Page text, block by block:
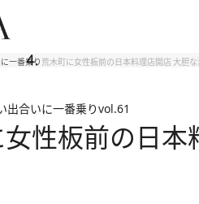
一番乗り 荒木町に女性板前の日本料理店開店 大胆
出合いに一番乗りvol.61
性板前の日